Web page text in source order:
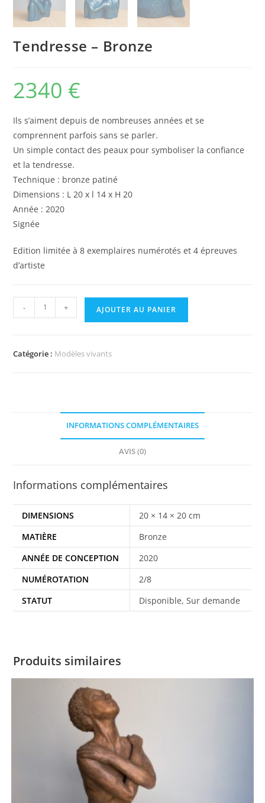
Tendresse – Bronze
2340 €
Ils s’aiment depuis de nombreuses années et se
comprennent parfois sans se parler.
Un simple contact des peaux pour symboliser la confiance
et la tendresse.
Technique : bronze patiné
Dimensions : L 20 x l 14 x H 20
Année : 2020
Signée
Edition limitée à 8 exemplaires numérotés et 4 épreuves
d’artiste
- + AJOUTER AU PANIER
Catégorie : Modèles vivants
INFORMATIONS COMPLÉMENTAIRES
AVIS (0)
Informations complémentaires
DIMENSIONS
20 × 14 × 20 cm
MATIÈRE
Bronze
ANNÉE DE CONCEPTION
2020
NUMÉROTATION
2/8
STATUT
Disponible, Sur demande
Produits similaires